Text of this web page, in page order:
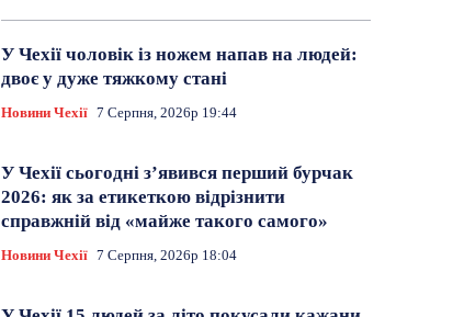
У Чехії чоловік із ножем напав на людей:
двоє у дуже тяжкому стані
Новини Чехії 7 Серпня, 2026р 19:44
У Чехії сьогодні з’явився перший бурчак
2026: як за етикеткою відрізнити
справжній від «майже такого самого»
Новини Чехії 7 Серпня, 2026р 18:04